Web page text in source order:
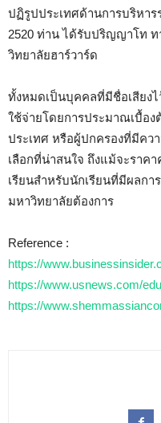
ปฏิรูปประเทศด้านการบริหา
2520 ท่านได้รับปริญญาโท ท
วิทยาลัยฮาร์วาร์ด
ทั้งหมดเป็นบุคคลที่มีชื่อเสียง
ใช้จ่ายโดยการประมาณเบื้อ
ประเทศ หรือผู้ปกครองที่มีคว
เลือกที่น่าสนใจ ถึงแม้จะราค
เรียนสำหรับนักเรียนที่มีผลก
มหาวิทยาลัยต้องการ
Reference :
https://
https://www.usnews.com/
https://